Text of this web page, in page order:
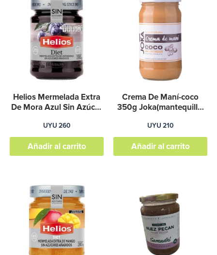
Helios Mermelada Extra
De Mora Azul Sin Azúcar
UYU 260
Añadir al carrito
Crema De Maní-coco
350g Joka(mantequilla,
UYU 210
Añadir al carrito